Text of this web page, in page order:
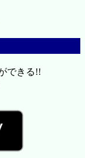
できる!!